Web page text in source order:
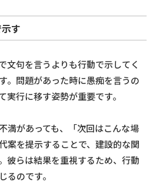
す
文句を言うよりも行動で示してく
。問題があった時に愚痴を言うの
実行に移す姿勢が重要です。
満があっても、「次回はこんな場
案を提示することで、建設的な関
彼らは結果を重視するため、行動
るのです。